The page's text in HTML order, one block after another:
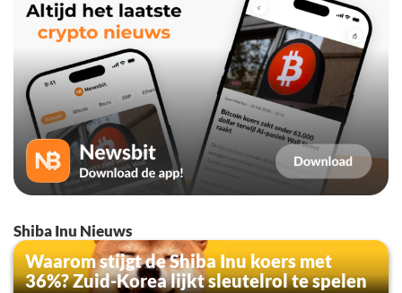
Shiba Inu Nieuws
Waarom stijgt de Shiba Inu koers met
36%? Zuid-Korea lijkt sleutelrol te spelen